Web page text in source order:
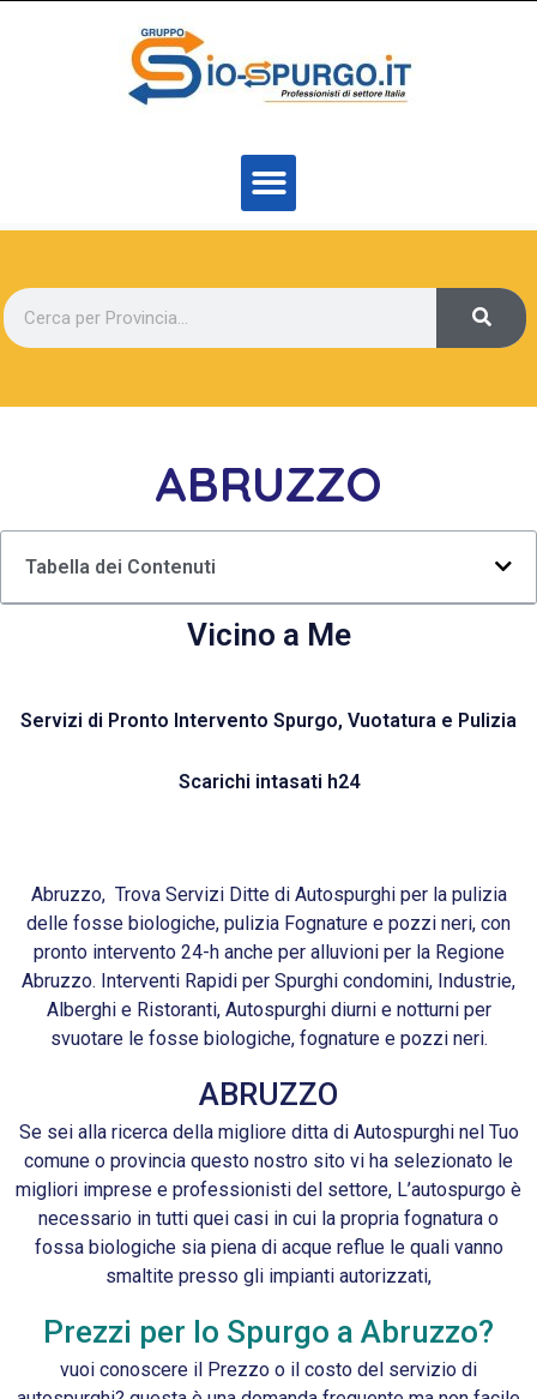
ABRUZZO
Tabella dei Contenuti
Vicino a Me
Servizi di Pronto Intervento Spurgo, Vuotatura e Pulizia
Scarichi intasati h24
Abruzzo, Trova Servizi Ditte di Autospurghi per la pulizia
delle fosse biologiche, pulizia Fognature e pozzi neri, con
pronto intervento 24-h anche per alluvioni per la Regione
Abruzzo. Interventi Rapidi per Spurghi condomini, Industrie,
Alberghi e Ristoranti, Autospurghi diurni e notturni per
svuotare le fosse biologiche, fognature e pozzi neri.
ABRUZZO
Se sei alla ricerca della migliore ditta di Autospurghi nel Tuo
comune o provincia questo nostro sito vi ha selezionato le
migliori imprese e professionisti del settore, L’autospurgo è
necessario in tutti quei casi in cui la propria fognatura o
fossa biologiche sia piena di acque reflue le quali vanno
smaltite presso gli impianti autorizzati,
Prezzi per lo Spurgo a Abruzzo?
vuoi conoscere il Prezzo o il costo del servizio di